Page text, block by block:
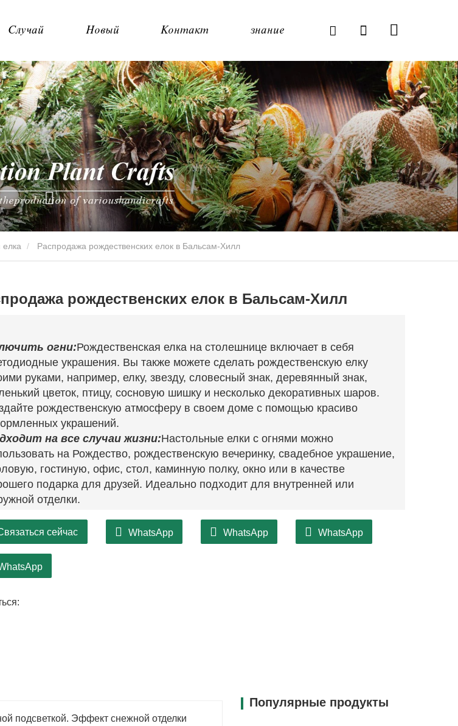
Случай Новый Контакт знание
елка Распродажа рождественских елок в Бальсам-Хилл
рождественских елок в Бальсам-Хилл
огни:Рождественская елка на столешнице включает в себя
украшения. Вы также можете сделать рождественскую елку
руками, например, елку, звезду, словесный знак, деревянный знак,
цветок, птицу, сосновую шишку и несколько декоративных шаров.
рождественскую атмосферу в своем доме с помощью красиво
украшений.
на все случаи жизни:Настольные елки с огнями можно
на Рождество, рождественскую вечеринку, свадебное украшение,
гостиную, офис, стол, каминную полку, окно или в качестве
подарка для друзей. Идеально подходит для внутренней или
отделки.
сейчас WhatsApp WhatsApp WhatsApp
подсветкой. Эффект снежной отделки
Популярные продукты